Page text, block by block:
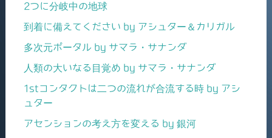
2つに分岐中の地球
到着に備えてください by アシュター＆カリガル
多次元ポータル by サマラ・サナンダ
人類の大いなる目覚め by サマラ・サナンダ
1stコンタクトは二つの流れが合流する時 by アシ
ュター
アセンションの考え方を変える by 銀河